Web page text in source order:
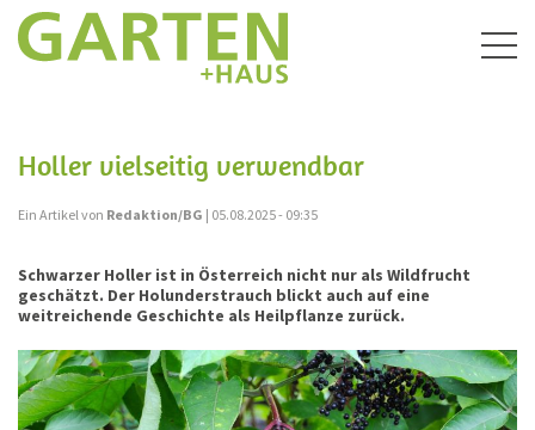
Holler vielseitig verwendbar
Ein Artikel von Redaktion/BG | 05.08.2025 - 09:35
Schwarzer Holler ist in Österreich nicht nur als Wildfrucht
geschätzt. Der Holunderstrauch blickt auch auf eine
weitreichende Geschichte als Heilpflanze zurück.